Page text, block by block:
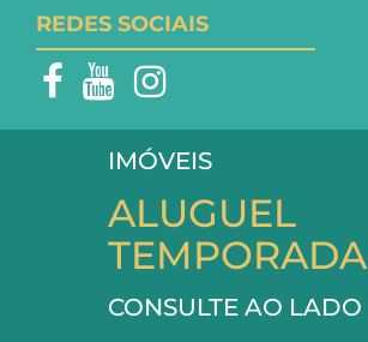
REDES SOCIAIS
IMÓVEIS
ALUGUEL
TEMPORADA
CONSULTE AO LADO